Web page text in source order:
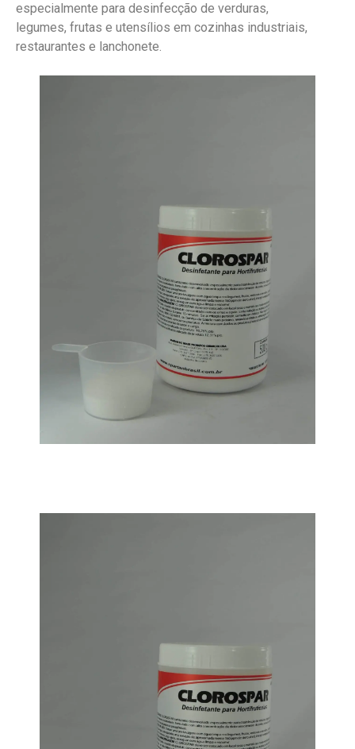
especialmente para desinfecção de verduras,
legumes, frutas e utensílios em cozinhas industriais,
restaurantes e lanchonete.